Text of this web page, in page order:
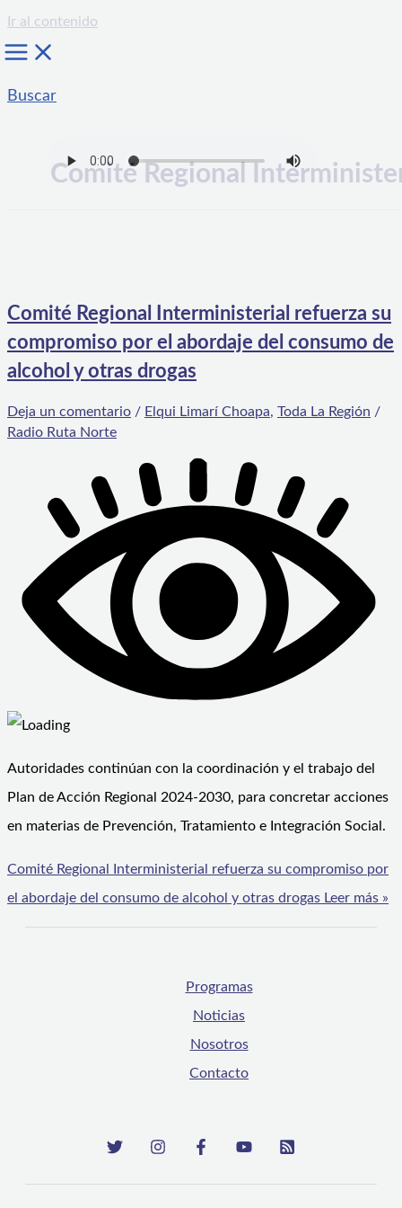
Ir al contenido
Buscar
Comité Regional
Comité Regional Interministerial refuerza su
compromiso por el abordaje del consumo de
alcohol y otras drogas
Deja un comentario / Elqui Limarí Choapa, Toda La Región /
Radio Ruta Norte
Autoridades continúan con la coordinación y el trabajo del
Plan de Acción Regional 2024-2030, para concretar acciones
en materias de Prevención, Tratamiento e Integración Social.
Comité Regional Interministerial refuerza su compromiso por
el abordaje del consumo de alcohol y otras drogas Leer más »
Programas
Noticias
Nosotros
Contacto